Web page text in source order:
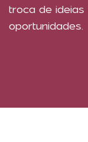
troca de ideias
oportunidades.